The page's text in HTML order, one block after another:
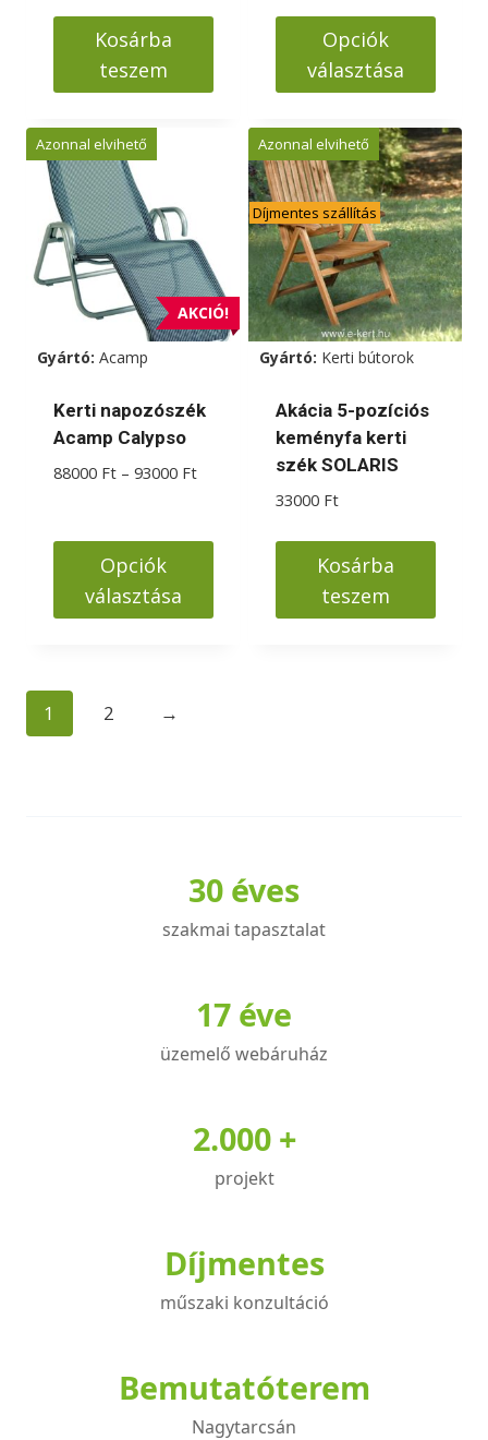
42000 Ft.32000 Ft.
Kosárba
teszem
-
354800 Ft
Opciók
választása
a
terméknek
több
variációja
van.
A
változatok
a
termékoldalon
választhatók
ki
AKCIÓ!
Azonnal elvihető
Gyártó: Acamp
Kerti napozószék
Acamp Calypso
88000 Ft – 93000 FtÁrtartomány:
93000 Ft
Opciók
választása
terméknek
Azonnal elvihető
Díjmentes szállítás
Gyártó: Kerti bútorok
Akácia 5-pozíciós
keményfa kerti
szék SOLARIS
33000 Ft
Kosárba
teszem
1 2 →
30 éves
szakmai tapasztalat
17 éve
üzemelő webáruház
2.000 +
projekt
Díjmentes
műszaki konzultáció
Bemutatóterem
Nagytarcsán